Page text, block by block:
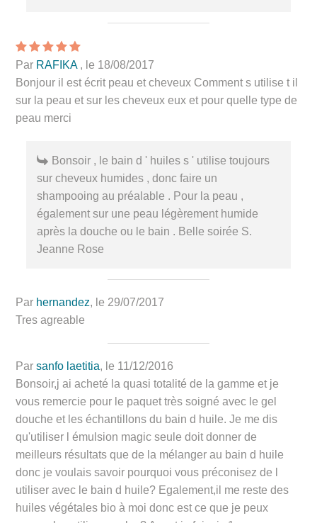
Par RAFIKA , le 18/08/2017
Bonjour il est écrit peau et cheveux Comment s utilise t il
sur la peau et sur les cheveux eux et pour quelle type de
peau merci
Bonsoir , le bain d ' huiles s ' utilise toujours
sur cheveux humides , donc faire un
shampooing au préalable . Pour la peau ,
également sur une peau légèrement humide
après la douche ou le bain . Belle soirée S.
Jeanne Rose
Par hernandez, le 29/07/2017
Tres agreable
Parsanfo laetitia, le 11/12/2016
Bonsoir,j ai acheté la quasi totalité de la gamme et je
vous remercie pour le paquet très soigné avec le gel
douche et les échantillons du bain d huile. Je me dis
qu'utiliser l émulsion magic seule doit donner de
meilleurs résultats que de la mélanger au bain d huile
donc je voulais savoir pourquoi vous préconisez de l
utiliser avec le bain d huile? Egalement,il me reste des
huiles végétales bio à moi donc est ce que je peux